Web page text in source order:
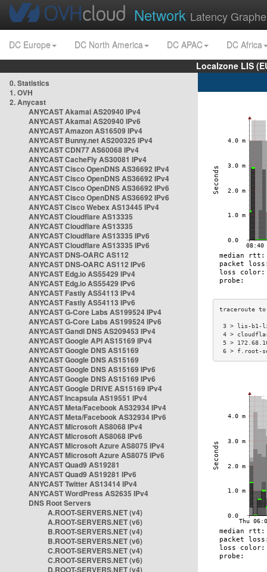
Network Latency
DC Europe DC North America DC APAC
DC Africa
Localzone LIS
0. Statistics
1. OVH
2. Anycast
ANYCAST Akamai AS20940 IPv4
ANYCAST Akamai AS20940 IPv6
ANYCAST Amazon AS16509 IPv4
ANYCAST Bunny.net AS200325 IPv4
ANYCAST CDN77 AS60068 IPv4
ANYCAST CacheFly AS30081 IPv4
ANYCAST Cisco OpenDNS AS36692 IPv4
ANYCAST Cisco OpenDNS AS36692 IPv4
ANYCAST Cisco OpenDNS AS36692 IPv6
ANYCAST Cisco OpenDNS AS36692 IPv6
ANYCAST Cisco Webex AS13445 IPv4
ANYCAST Cloudflare AS13335
ANYCAST Cloudflare AS13335
ANYCAST Cloudflare AS13335 IPv6
ANYCAST Cloudflare AS13335 IPv6
ANYCAST DNS-OARC AS112
ANYCAST DNS-OARC AS112 IPv6
ANYCAST Edg.io AS55429 IPv4
ANYCAST Edg.io AS55429 IPv6
ANYCAST Fastly AS54113 IPv4
ANYCAST Fastly AS54113 IPv6
ANYCAST G-Core Labs AS199524 IPv4
ANYCAST G-Core Labs AS199524 IPv6
ANYCAST Gandi DNS AS209453 IPv4
ANYCAST Google API AS15169 IPv4
ANYCAST Google DNS AS15169
ANYCAST Google DNS AS15169
ANYCAST Google DNS AS15169 IPv6
ANYCAST Google DNS AS15169 IPv6
ANYCAST Google DRIVE AS15169 IPv4
ANYCAST Incapsula AS19551 IPv4
ANYCAST Meta/Facebook AS32934 IPv4
ANYCAST Meta/Facebook AS32934 IPv6
ANYCAST Microsoft AS8068 IPv4
ANYCAST Microsoft AS8068 IPv6
ANYCAST Microsoft Azure AS8075 IPv4
ANYCAST Microsoft Azure AS8075 IPv6
ANYCAST Quad9 AS19281
ANYCAST Quad9 AS19281 IPv6
ANYCAST Twitter AS13414 IPv4
ANYCAST WordPress AS2635 IPv4
DNS Root Servers
A.ROOT-SERVERS.NET (v4)
A.ROOT-SERVERS.NET (v6)
B.ROOT-SERVERS.NET (v4)
B.ROOT-SERVERS.NET (v6)
C.ROOT-SERVERS.NET (v4)
C.ROOT-SERVERS.NET (v6)
D.ROOT-SERVERS.NET (v4)
3 > lis-b1-
4 >
5 >
6 > f.root-